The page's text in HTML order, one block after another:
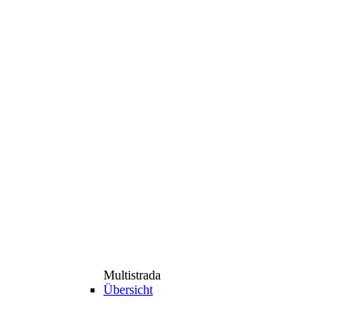
Multistrada
Übersicht